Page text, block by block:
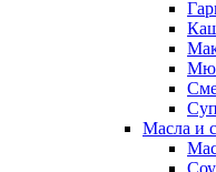
Масла и